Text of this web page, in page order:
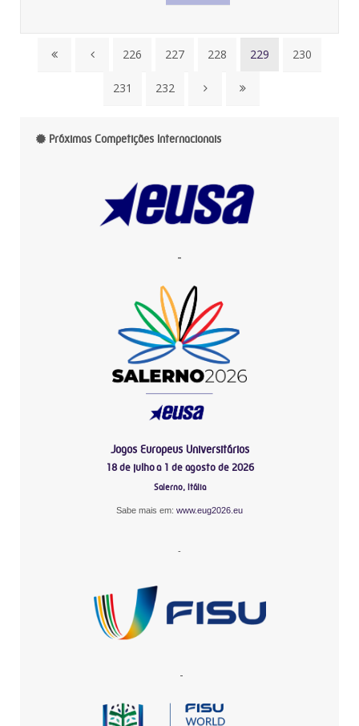
226 227 228 229 230
231 232
Próximas Competições Internacionais
-
Jogos Europeus Universitários
18 de julho a 1 de agosto de 2026
Salerno, Itália
Sabe mais em: www.eug2026.eu
-
-